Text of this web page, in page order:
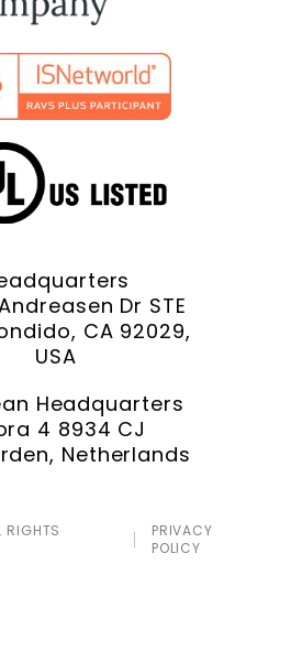
Dr STE
CA 92029,
USA
Headquarters
4 8934 CJ
Netherlands
PRIVACY
POLICY